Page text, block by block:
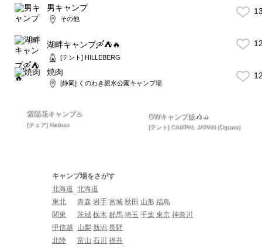
男キャンプ
その他
湖畔キャンプ🛶⛺️🔥
[テント] HILLEBERG
焼肉
[静岡] くのわき親水公園キャンプ場
紫陽花キャンプ♨️
[チェア] Helinox
GWキャンプ飯⛺️🔥
[テント] CAMPAL JAPAN (Ogawa)
キャンプ場をさがす
北海道 北海道
東北
青森 岩手 宮城 秋田 山形 福島
関東
茨城 栃木 群馬 埼玉 千葉 東京 神奈川
甲信越
山梨 新潟 長野
北陸
富山 石川 福井